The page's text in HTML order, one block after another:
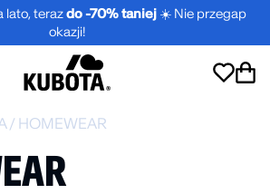
lato, terazdo -70% taniej☀️ Nie przegap
okazji!
/ HOMEWEAR